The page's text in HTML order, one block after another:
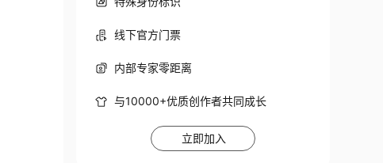
线下官方门票
内部专家零距离
与10000+优质创作者共同成长
立即加入